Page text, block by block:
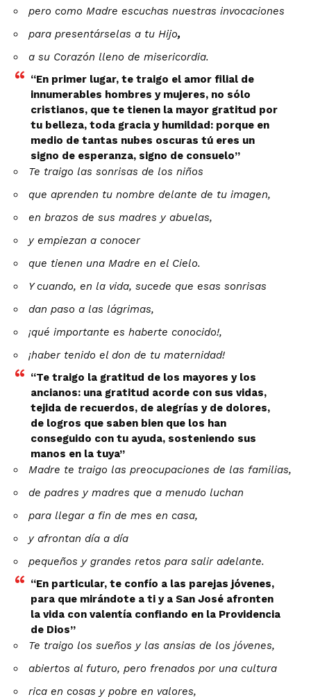
pero como Madre escuchas nuestras invocaciones
para presentárselas a tu Hijo,
a su Corazón lleno de misericordia.
“En primer lugar, te traigo el amor filial de
innumerables hombres y mujeres, no sólo
cristianos, que te tienen la mayor gratitud por
tu belleza, toda gracia y humildad: porque en
medio de tantas nubes oscuras tú eres un
signo de esperanza, signo de consuelo”
Te traigo las sonrisas de los niños
que aprenden tu nombre delante de tu imagen,
en brazos de sus madres y abuelas,
y empiezan a conocer
que tienen una Madre en el Cielo.
Y cuando, en la vida, sucede que esas sonrisas
dan paso a las lágrimas,
¡qué importante es haberte conocido!,
¡haber tenido el don de tu maternidad!
“Te traigo la gratitud de los mayores y los
ancianos: una gratitud acorde con sus vidas,
tejida de recuerdos, de alegrías y de dolores,
de logros que saben bien que los han
conseguido con tu ayuda, sosteniendo sus
manos en la tuya”
Madre te traigo las preocupaciones de las familias,
de padres y madres que a menudo luchan
para llegar a fin de mes en casa,
y afrontan día a día
pequeños y grandes retos para salir adelante.
“En particular, te confío a las parejas jóvenes,
para que mirándote a ti y a San José afronten
la vida con valentía confiando en la Providencia
de Dios”
Te traigo los sueños y las ansias de los jóvenes,
abiertos al futuro, pero frenados por una cultura
rica en cosas y pobre en valores,